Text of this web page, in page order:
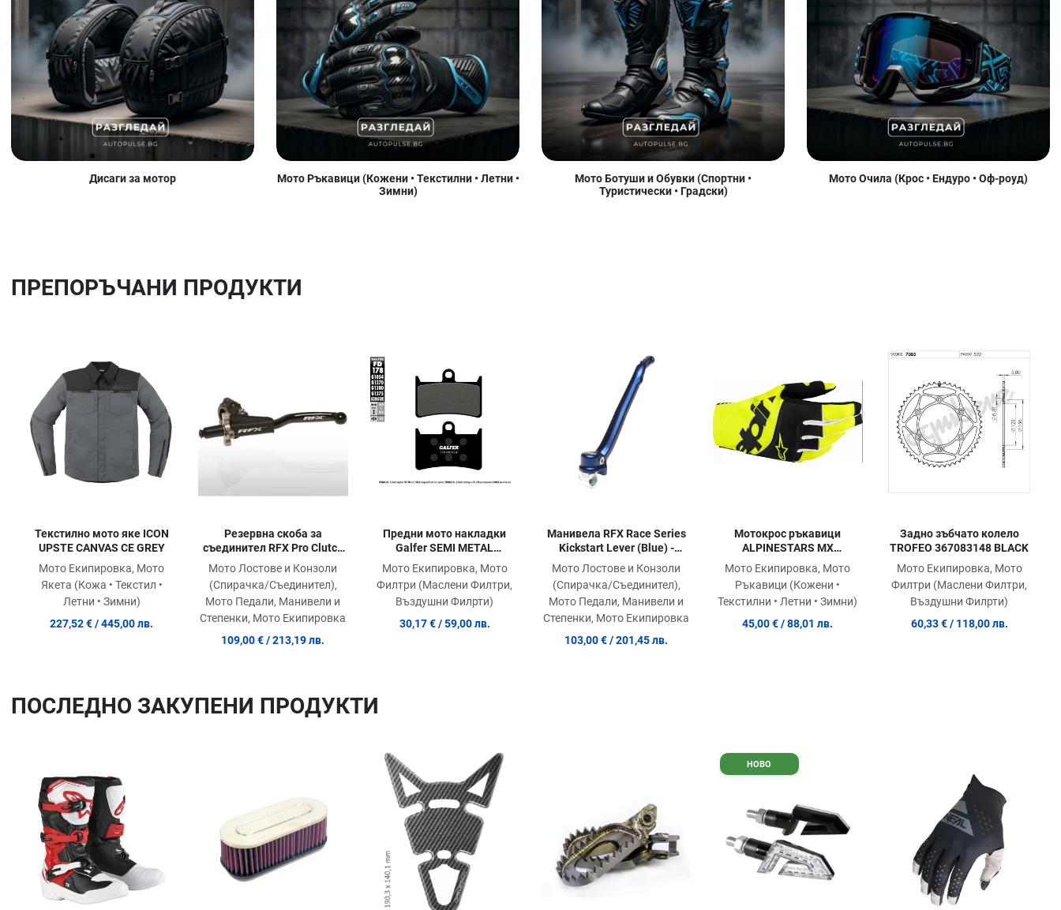
Дисаги за мотор
Мото Ръкавици (Кожени • Текстилни • Летни •
Зимни)
Мото Ботуши и Обувки (Спортни •
Туристически • Градски)
Мото Очила (Крос • Ендуро • Оф-роуд)
ПРЕПОРЪЧАНИ ПРОДУКТИ
Quick View
Текстилно мото яке ICON
UPSTE CANVAS CE GREY
Мото Екипировка, Мото
Якета (Кожа • Текстил •
Летни • Зимни)
227,52 €/ 445,00 лв.
Сравни продукт
Quick View
Резервна скоба за
съединител RFX Pro Clutch
Assembly Replacement
Bracket Billet (Hard
Anodised)
Мото Лостове и Конзоли
(Спирачка/Съединител),
Мото Педали, Манивели и
Степенки, Мото Екипировка
109,00 € / 213,19 лв.
Предни мото накладки
Galfer SEMI METAL
FD178G1054
Мото Екипировка, Мото
Филтри (Маслени Филтри,
Въздушни Филрти)
30,17 €/ 59,00 лв.
Quick View
Манивела RFX Race Series
Kickstart Lever (Blue) -
Husqvarna TC65 17-23
Мото Лостове и Конзоли
(Спирачка/Съединител),
Мото Педали, Манивели и
Степенки, Мото Екипировка
103,00 €/ 201,45 лв.
Quick View
Мотокрос ръкавици
ALPINESTARS MX
TECHSTAR BK/YW
Мото Екипировка, Мото
Ръкавици (Кожени •
Текстилни • Летни • Зимни)
45,00 € / 88,01 лв.
Задно зъбчато колело
TROFEO 367083148 BLACK
Мото Екипировка, Мото
Филтри (Маслени Филтри,
Въздушни Филрти)
60,33 € / 118,00 лв.
ПОСЛЕДНO ЗАКУПЕНИ ПРОДУКТИ
Quick View
Добави в любими
Сравни продукт
Quick View Quick View
Добави в любими
НОВО